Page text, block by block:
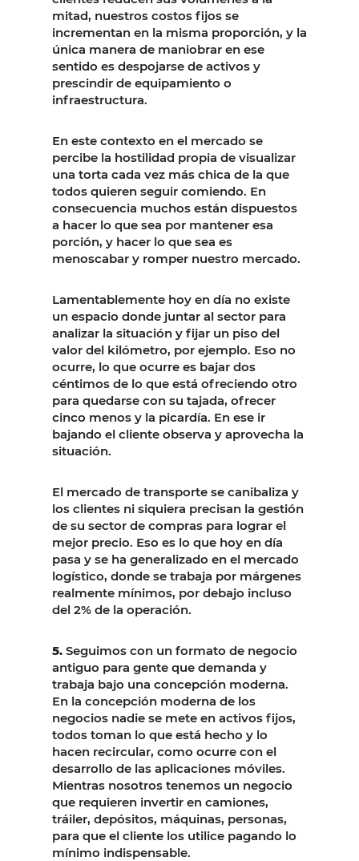
mitad, nuestros costos fijos se
incrementan en la misma proporción, y la
única manera de maniobrar en ese
sentido es despojarse de activos y
prescindir de equipamiento o
infraestructura.
En este contexto en el mercado se
percibe la hostilidad propia de visualizar
una torta cada vez más chica de la que
todos quieren seguir comiendo. En
consecuencia muchos están dispuestos
a hacer lo que sea por mantener esa
porción, y hacer lo que sea es
menoscabar y romper nuestro mercado.
Lamentablemente hoy en día no existe
un espacio donde juntar al sector para
analizar la situación y fijar un piso del
valor del kilómetro, por ejemplo. Eso no
ocurre, lo que ocurre es bajar dos
céntimos de lo que está ofreciendo otro
para quedarse con su tajada, ofrecer
cinco menos y la picardía. En ese ir
bajando el cliente observa y aprovecha la
situación.
El mercado de transporte se canibaliza y
los clientes ni siquiera precisan la gestión
de su sector de compras para lograr el
mejor precio. Eso es lo que hoy en día
pasa y se ha generalizado en el mercado
logístico, donde se trabaja por márgenes
realmente mínimos, por debajo incluso
del 2% de la operación.
5. Seguimos con un formato de negocio
antiguo para gente que demanda y
trabaja bajo una concepción moderna.
En la concepción moderna de los
negocios nadie se mete en activos fijos,
todos toman lo que está hecho y lo
hacen recircular, como ocurre con el
desarrollo de las aplicaciones móviles.
Mientras nosotros tenemos un negocio
que requieren invertir en camiones,
tráiler, depósitos, máquinas, personas,
para que el cliente los utilice pagando lo
mínimo indispensable.